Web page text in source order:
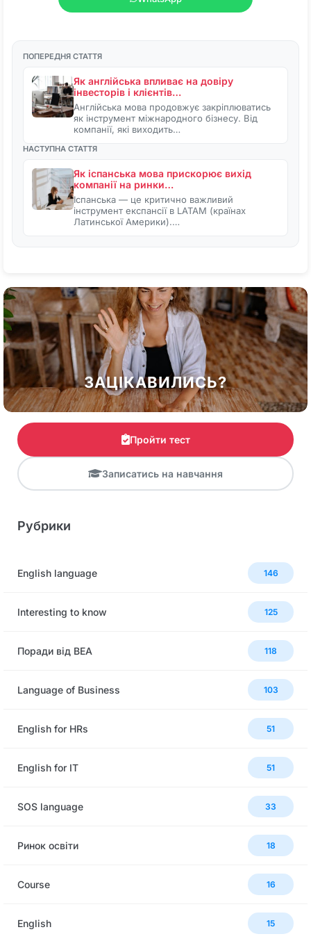
ПОПЕРЕДНЯ СТАТТЯ
Як англійська впливає на довіру
інвесторів і клієнтів…
Англійська мова продовжує закріплюватись
як інструмент міжнародного бізнесу. Від
компанії, які виходить…
НАСТУПНА СТАТТЯ
Як іспанська мова прискорює вихід
компанії на ринки…
Іспанська — це критично важливий
інструмент експансії в LATAM (країнах
Латинської Америки).…
ЗАЦІКАВИЛИСЬ?
Пройти тест
Записатись на навчання
Рубрики
English language 146
Interesting to know 125
Поради від BEA 118
Language of Business 103
English for HRs 51
English for IT 51
SOS language 33
Ринок освіти 18
Сourse 16
English 15